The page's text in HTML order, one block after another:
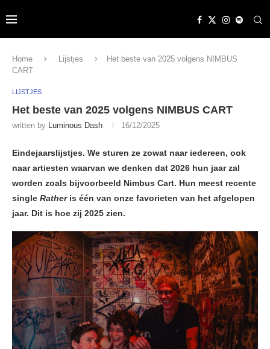
Home Lijstjes
Het beste van 2025 volgens NIMBUS
CART
LIJSTJES
Het beste van 2025 volgens NIMBUS CART
written by Luminous Dash 16/12/2025
Eindejaarslijstjes. We sturen ze zowat naar iedereen, ook
naar artiesten waarvan we denken dat 2026 hun jaar zal
worden zoals bijvoorbeeld Nimbus Cart. Hun meest recente
single Ratheris één van onze favorieten van het afgelopen
jaar. Dit is hoe zij 2025 zien.